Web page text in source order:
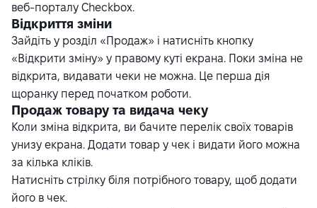
веб-порталу Checkbox.
Відкриття зміни
Зайдіть у розділ «Продаж» і натисніть кнопку
«Відкрити зміну» у правому куті екрана. Поки зміна не
відкрита, видавати чеки не можна. Це перша дія
щоранку перед початком роботи.
Продаж товару та видача чеку
Коли зміна відкрита, ви бачите перелік своїх товарів
унизу екрана. Додати товар у чек і видати його можна
за кілька кліків.
Натисніть стрілку біля потрібного товару, щоб додати
його в чек.